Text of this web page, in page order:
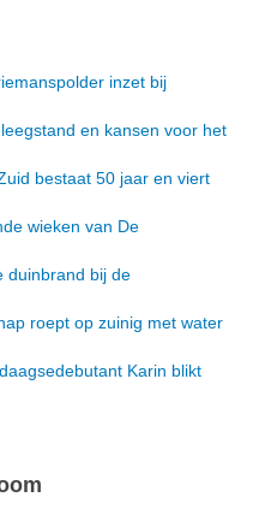
inzet bij
en kansen voor het
bestaat 50 jaar en viert
wieken van De
duinbrand bij de
roept op zuinig met water
Karin blikt